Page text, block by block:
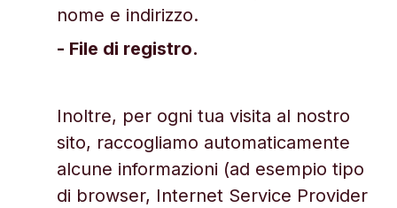
nome e indirizzo.
- File di registro.
Inoltre, per ogni tua visita al nostro
sito, raccogliamo automaticamente
alcune informazioni (ad esempio tipo
di browser, Internet Service Provider